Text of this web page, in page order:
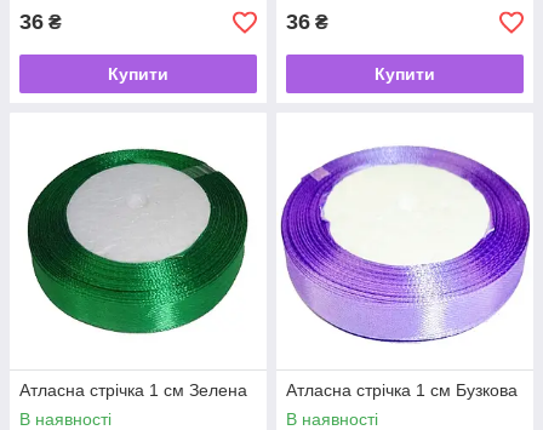
36 ₴
Купити
36 ₴
Купити
Атласна стрічка 1 см Зелена
В наявності
Атласна стрічка 1 см Бузкова
В наявності